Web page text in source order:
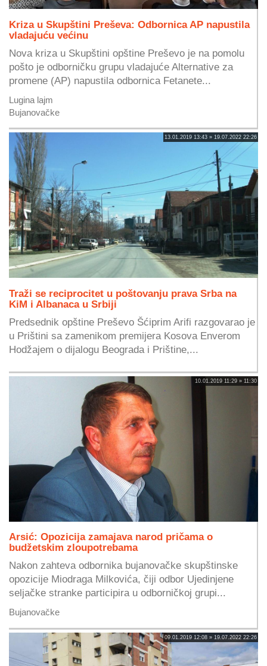
Kriza u Skupštini Preševa: Odbornica AP napustila
vladajuću većinu
Nova kriza u Skupštini opštine Preševo je na pomolu
pošto je odborničku grupu vladajuće Alternative za
promene (AP) napustila odbornica Fetanete...
Lugina lajm
Bujanovačke
13.01.2019 13:43 » 19.07.2022 22:26
Traži se reciprocitet u poštovanju prava Srba na
KiM i Albanaca u Srbiji
Predsednik opštine Preševo Šćiprim Arifi razgovarao je
u Prištini sa zamenikom premijera Kosova Enverom
Hodžajem o dijalogu Beograda i Prištine,...
10.01.2019 11:29 » 11:30
Arsić: Opozicija zamajava narod pričama o
budžetskim zloupotrebama
Nakon zahteva odbornika bujanovačke skupštinske
opozicije Miodraga Milkovića, čiji odbor Ujedinjene
seljačke stranke participira u odborničkoj grupi...
Bujanovačke
09.01.2019 12:08 » 19.07.2022 22:26